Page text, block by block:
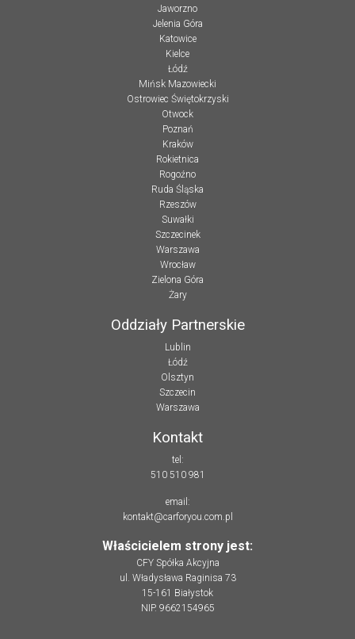
Jaworzno
Jelenia Góra
Katowice
Kielce
Łódź
Mińsk Mazowiecki
Ostrowiec Świętokrzyski
Otwock
Poznań
Kraków
Rokietnica
Rogoźno
Ruda Śląska
Rzeszów
Suwałki
Szczecinek
Warszawa
Wrocław
Zielona Góra
Żary
Oddziały Partnerskie
Lublin
Łódź
Olsztyn
Szczecin
Warszawa
Kontakt
tel:
510 510 981
email:
kontakt@carforyou.com.pl
Właścicielem strony jest:
CFY Spółka Akcyjna
ul. Władysława Raginisa 73
15-161 Białystok
NIP. 9662154965